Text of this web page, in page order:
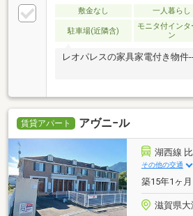
敷金なし 一人暮らし
駐車場(近隣含)
モニタ付インタ
ン
レオパレスの家具家電付き物件
賃貸アパート アヴニ−ル
湖西線
その他の交通
築15年1ヶ
滋賀県大